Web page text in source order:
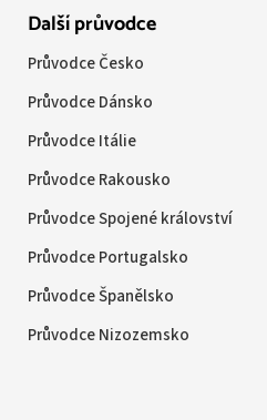
Další průvodce
Průvodce Česko
Průvodce Dánsko
Průvodce Itálie
Průvodce Rakousko
Průvodce Spojené království
Průvodce Portugalsko
Průvodce Španělsko
Průvodce Nizozemsko